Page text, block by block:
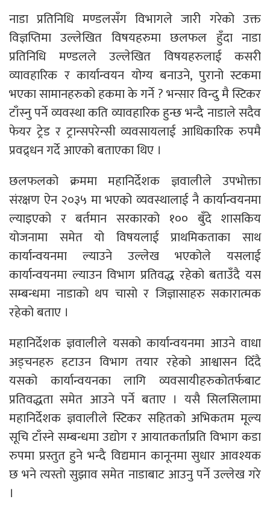
नाडा प्रतिनिधि मण्डलसँग विभागले जारी गरेको उक्त
विज्ञप्तिमा उल्लेखित विषयहरुमा छलफल हुँदा नाडा
प्रतिनिधि मण्डलले उल्लेखित विषयहरुलाई कसरी
व्यावहारिक र कार्यान्वयन योग्य बनाउने, पुरानो स्टकमा
भएका सामानहरुको हकमा के गर्ने ? भन्सार विन्दु मै स्टिकर
टाँस्नु पर्ने व्यवस्था कति व्यावहारिक हुन्छ भन्दै नाडाले सदैव
फेयर ट्रेड र ट्रान्सपरेन्सी व्यवसायलाई आधिकारिक रुपमै
प्रवद्र्धन गर्दे आएको बताएका थिए ।
छलफलको क्रममा महानिर्देशक ज्ञवालीले उपभोक्ता
संरक्षण ऐन २०३५ मा भएको व्यवस्थालाई नै कार्यान्वयनमा
ल्याइएको र बर्तमान सरकारको १०० बुँदे शासकिय
योजनामा समेत यो विषयलाई प्राथमिकताका साथ
कार्यान्वयनमा ल्याउने उल्लेख भएकोले यसलाई
कार्यान्वयनमा ल्याउन विभाग प्रतिवद्ध रहेको बताउँदै यस
सम्बन्धमा नाडाको थप चासो र जिज्ञासाहरु सकारात्मक
रहेको बताए ।
महानिर्देशक ज्ञवालीले यसको कार्यान्वयनमा आउने वाधा
अड्चनहरु हटाउन विभाग तयार रहेको आश्वासन दिँदै
यसको कार्यान्वयनका लागि व्यवसायीहरुकोतर्फबाट
प्रतिवद्धता समेत आउने पर्ने बताए । यसै सिलसिलामा
महानिर्देशक ज्ञवालीले स्टिकर सहितको अभिकतम मूल्य
सूचि टाँस्ने सम्बन्धमा उद्योग र आयातकर्ताप्रति विभाग कडा
रुपमा प्रस्तुत हुने भन्दै विद्यमान कानूनमा सुधार आवश्यक
छ भने त्यस्तो सुझाव समेत नाडाबाट आउनु पर्ने उल्लेख गरे
।